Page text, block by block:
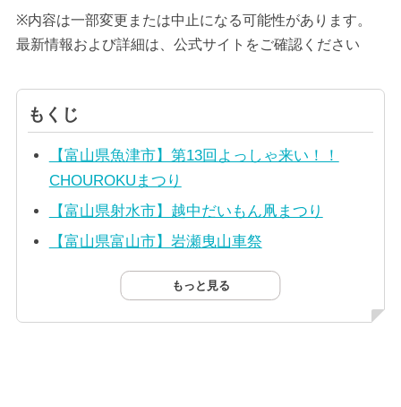
※内容は一部変更または中止になる可能性があります。
最新情報および詳細は、公式サイトをご確認ください
もくじ
【富山県魚津市】第13回よっしゃ来い！！
CHOUROKUまつり
【富山県射水市】越中だいもん凧まつり
【富山県富山市】岩瀬曳山車祭
もっと見る